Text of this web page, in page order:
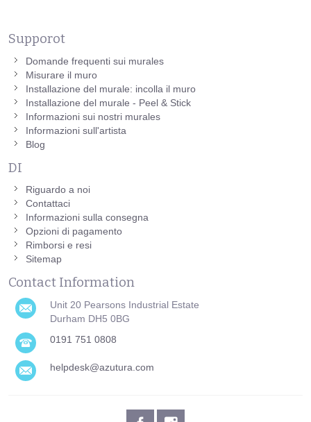
Supporot
Domande frequenti sui murales
Misurare il muro
Installazione del murale: incolla il muro
Installazione del murale - Peel & Stick
Informazioni sui nostri murales
Informazioni sull'artista
Blog
DI
Riguardo a noi
Contattaci
Informazioni sulla consegna
Opzioni di pagamento
Rimborsi e resi
Sitemap
Contact Information
Unit 20 Pearsons Industrial Estate
Durham DH5 0BG
0191 751 0808
helpdesk@azutura.com